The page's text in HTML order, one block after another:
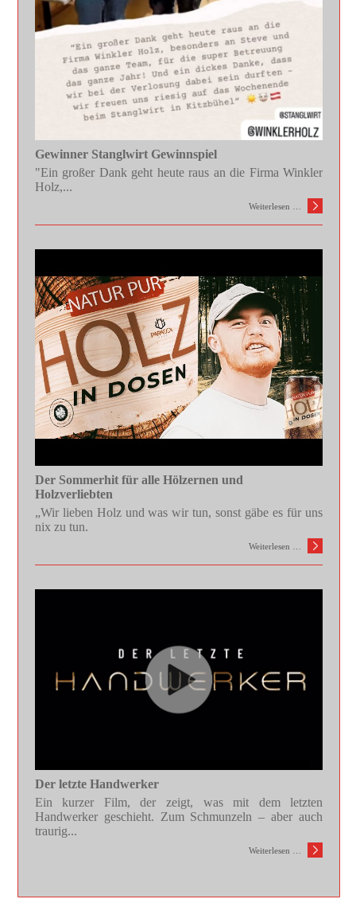
Gewinner Stanglwirt Gewinnspiel
"Ein großer Dank geht heute raus an die Firma Winkler
Holz,...
Weiterlesen …
Der Sommerhit für alle Hölzernen und
Holzverliebten
„Wir lieben Holz und was wir tun, sonst gäbe es für uns
nix zu tun.
Weiterlesen …
Der letzte Handwerker
Ein kurzer Film, der zeigt, was mit dem letzten
Handwerker geschieht. Zum Schmunzeln – aber auch
traurig...
Weiterlesen …